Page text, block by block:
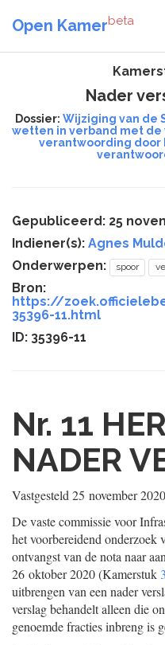
Open Kamerbeta
Nader
Dossier: Wijziging van de
wetten in verband met de
verantwoording door
Gepubliceerd: 25
Indiener(s): Agnes
Onderwerpen:
spoor
Bron:
https://
35396-11.html
ID: 35396-11
Nr. 11
NADER
Vastgesteld 25 november 2020
De vaste commissie voor
het voorbereidend onderzoek
ontvangst van de nota naar
26 oktober 2020 (Kamerstuk
uitbrengen van een nader
verslag behandelt alleen die
genoemde fracties inbreng is